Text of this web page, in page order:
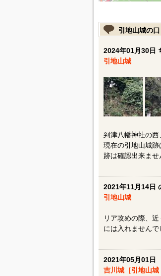
引地山城の
2024年01月30日
引地山城
到津八幡神社の西
現在の引地山城
跡は確認出来ませ
2021年11月14日
引地山城
リア攻めの際、
には入れません
2021年05月01日
吉川城［引地山城